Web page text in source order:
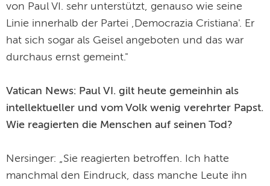
von Paul VI. sehr unterstützt, genauso wie seine
Linie innerhalb der Partei ‚Democrazia Cristiana'. Er
hat sich sogar als Geisel angeboten und das war
durchaus ernst gemeint."
Vatican News: Paul VI. gilt heute gemeinhin als
intellektueller und vom Volk wenig verehrter Papst.
Wie reagierten die Menschen auf seinen Tod?
Nersinger: „Sie reagierten betroffen. Ich hatte
manchmal den Eindruck, dass manche Leute ihn